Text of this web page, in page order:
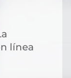
línea